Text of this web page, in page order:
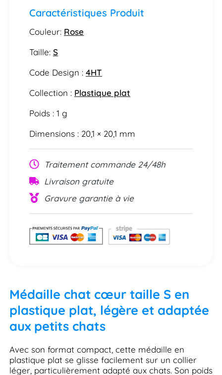
Caractéristiques Produit
Couleur: Rose
Taille: S
Code Design : 4HT
Collection : Plastique plat
Poids : 1 g
Dimensions : 20,1 × 20,1 mm
Traitement commande 24/48h
Livraison gratuite
Gravure garantie à vie
Médaille chat cœur taille S en
plastique plat, légère et adaptée
aux petits chats
Avec son format compact, cette médaille en
plastique plat se glisse facilement sur un collier
léger, particulièrement adapté aux chats. Son poids